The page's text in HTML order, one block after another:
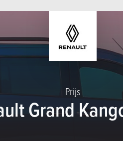
Prijs
Grand